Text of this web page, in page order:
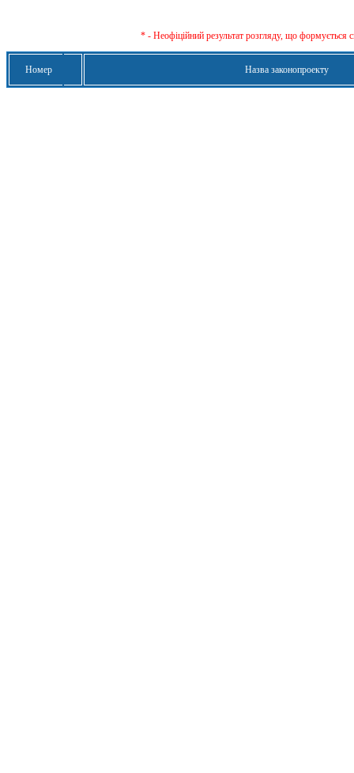
* - Неофіційний результат розгляду, що формується
Номер Назва законопроекту